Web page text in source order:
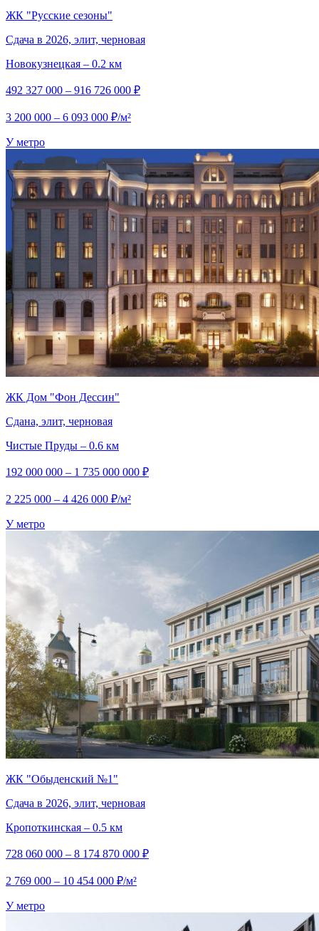
ЖК "Русские сезоны"
Сдача в 2026, элит, черновая
Новокузнецкая – 0.2 км
492 327 000 – 916 726 000 ₽
3 200 000 – 6 093 000 ₽/м²
У метро
ЖК Дом "Фон Дессин"
Сдана, элит, черновая
Чистые Пруды – 0.6 км
192 000 000 – 1 735 000 000 ₽
2 225 000 – 4 426 000 ₽/м²
У метро
ЖК "Обыденский №1"
Сдача в 2026, элит, черновая
Кропоткинская – 0.5 км
728 060 000 – 8 174 870 000 ₽
2 769 000 – 10 454 000 ₽/м²
У метро